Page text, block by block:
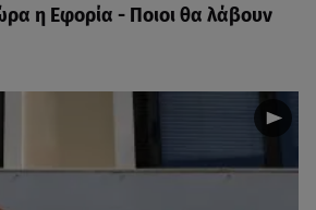
η Εφορία - Ποιοι θα λάβουν